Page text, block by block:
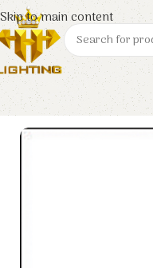
Skip to main content
Trang chủ Euroto Đèn LED